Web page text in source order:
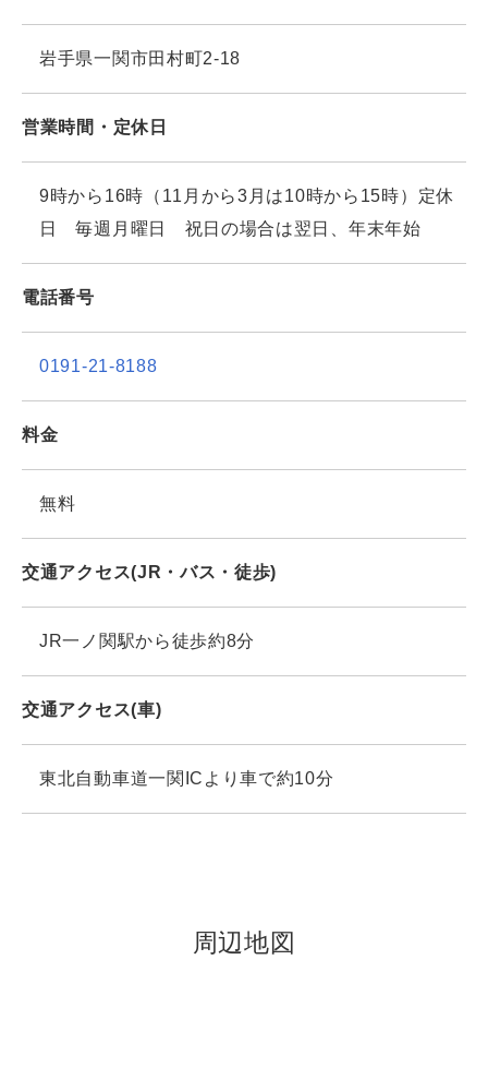
岩手県一関市田村町2-18
営業時間・定休日
9時から16時（11月から3月は10時から15時）定休
日 毎週月曜日 祝日の場合は翌日、年末年始
電話番号
0191-21-8188
料金
無料
交通アクセス(JR・バス・徒歩)
JR一ノ関駅から徒歩約8分
交通アクセス(車)
東北自動車道一関ICより車で約10分
周辺地図